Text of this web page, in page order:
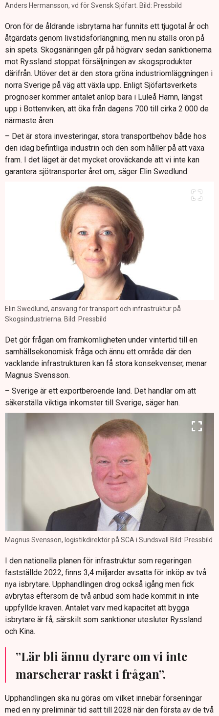
Anders Hermansson, vd för Svensk Sjöfart. Bild: Pressbild
Oron för de åldrande isbrytarna har funnits ett tjugotal år och
åtgärdats genom livstidsförlängning, men nu ställs oron på
sin spets. Skogsnäringen går på högvarv sedan sanktionerna
mot Ryssland stoppat försäljningen av skogsprodukter
därifrån. Utöver det är den stora gröna industriomläggningen i
norra Sverige på väg att växla upp. Enligt Sjöfartsverkets
prognoser kommer antalet anlöp bara i Luleå Hamn, längst
upp i Bottenviken, att öka från dagens 700 till cirka 2 000 de
närmaste åren.
– Det är stora investeringar, stora transportbehov både hos
den idag befintliga industrin och den som håller på att växa
fram. I det läget är det mycket oroväckande att vi inte kan
garantera sjötransporter året om, säger Elin Swedlund.
Elin Swedlund, ansvarig för transport och infrastruktur på
Skogsindustrierna. Bild: Pressbild
Det gör frågan om framkomligheten under vintertid till en
samhällsekonomisk fråga och ännu ett område där den
vacklande infrastrukturen kan få stora konsekvenser, menar
Magnus Svensson.
– Sverige är ett exportberoende land. Det handlar om att
säkerställa viktiga inkomster till Sverige, säger han.
Magnus Svensson, logistikdirektör på SCA i Sundsvall Bild: Pressbild
I den nationella planen för infrastruktur som regeringen
fastställde 2022, finns 3,4 miljarder avsatta för inköp av två
nya isbrytare. Upphandlingen drog också igång men fick
avbrytas eftersom de två anbud som hade kommit in inte
uppfyllde kraven. Antalet varv med kapacitet att bygga
isbrytare är få, särskilt som sanktioner utesluter Ryssland
och Kina.
”Lär bli ännu dyrare om vi inte
marscherar raskt i frågan”.
Upphandlingen ska nu göras om vilket innebär förseningar
med en ny preliminär tid satt till 2028 när den första av de två